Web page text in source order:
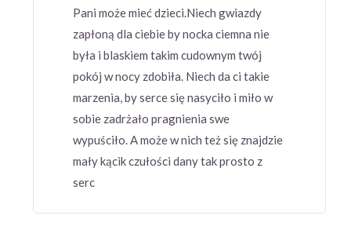
Pani może mieć dzieci.Niech gwiazdy
zapłoną dla ciebie by nocka ciemna nie
była i blaskiem takim cudownym twój
pokój w nocy zdobiła. Niech da ci takie
marzenia, by serce się nasyciło i miło w
sobie zadrżało pragnienia swe
wypuściło. A może w nich też się znajdzie
mały kącik czułości dany tak prosto z
serc